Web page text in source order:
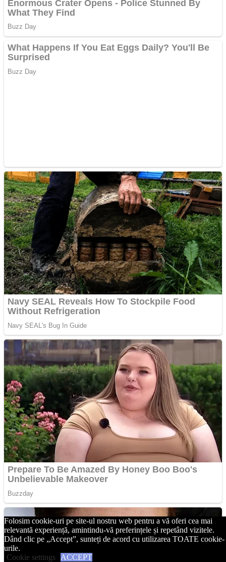
Folosim cookie-uri pe site-ul nostru web pentru a vă oferi cea mai
relevantă experiență, amintindu-vă preferințele și repetând vizitele.
Dând clic pe „Accept”, sunteți de acord cu utilizarea TOATE cookie-
urile.
Cookie settings
ACCEPT